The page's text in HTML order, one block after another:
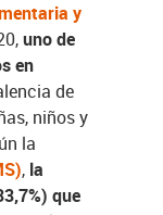
y
uno de
en
de
niños y
la
, la
que